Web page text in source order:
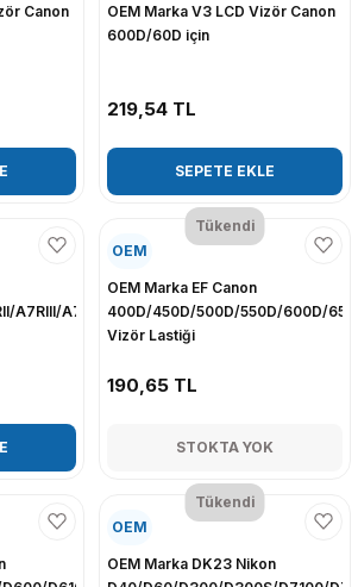
Canon
OEM Marka V3 LCD Vizör Canon
600D/60D için
219,54 TL
SEPETE EKLE
A7RIII/A7S/A7SII/A9/A99II
Tükendi
OEM
OEM Marka EF Canon
400D/450D/500D/550D/600D/
Vizör Lastiği
190,65 TL
STOKTA YOK
Tükendi
OEM
OEM Marka DK23 Nikon